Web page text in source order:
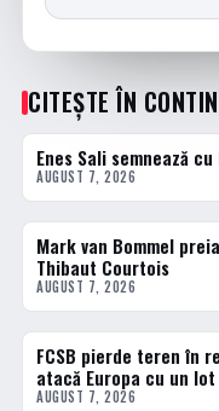
CITEȘTE ÎN
FOTBAL EXTERN
Enes Sali semnează
AUGUST 7, 2026
FOTBAL EXTERN
Mark van Bommel
Thibaut Courtois
AUGUST 7, 2026
FOTBAL EXTERN
FCSB pierde teren în
atacă Europa cu un
AUGUST 7, 2026